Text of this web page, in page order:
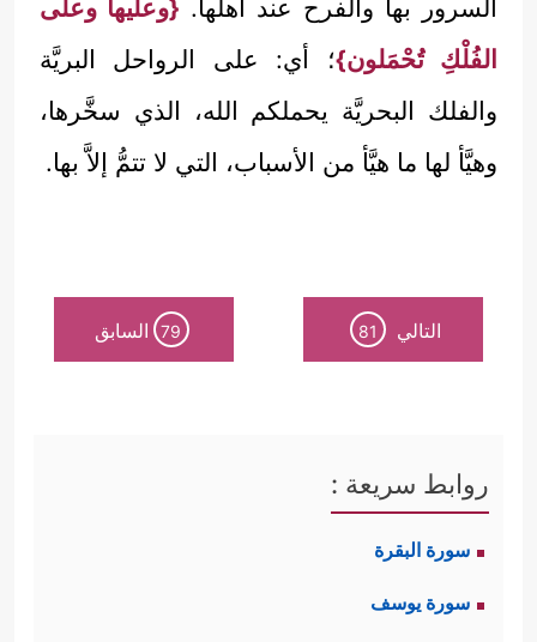
السرور بها والفرح عند أهلها. {وعليها وعلى
الفُلْكِ تُحْمَلون}؛ أي: على الرواحل البريَّة
والفلك البحريَّة يحملكم الله، الذي سخَّرها،
وهيَّأ لها ما هيَّأ من الأسباب، التي لا تتمُّ إلاَّ بها.
التالي 81
79 السابق
روابط سريعة :
سورة البقرة
سورة يوسف